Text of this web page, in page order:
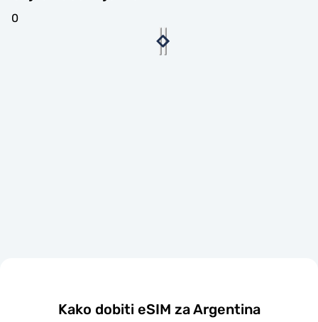
0
Kako dobiti eSIM za Argentina